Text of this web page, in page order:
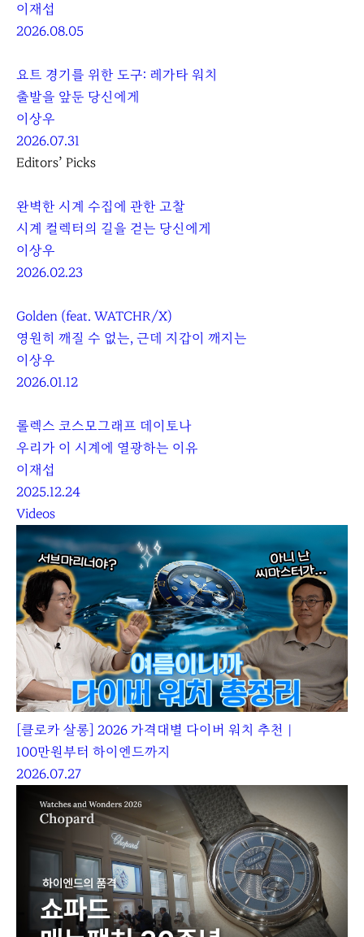
이재섭
2026.08.05
요트 경기를 위한 도구: 레가타 워치
출발을 앞둔 당신에게
이상우
2026.07.31
Editors’ Picks
완벽한 시계 수집에 관한 고찰
시계 컬렉터의 길을 걷는 당신에게
이상우
2026.02.23
Golden (feat. WATCHR/X)
영원히 깨질 수 없는, 근데 지갑이 깨지는
이상우
2026.01.12
롤렉스 코스모그래프 데이토나
우리가 이 시계에 열광하는 이유
이재섭
2025.12.24
Videos
[클로카 살롱] 2026 가격대별 다이버 워치 추천｜
100만원부터 하이엔드까지
2026.07.27